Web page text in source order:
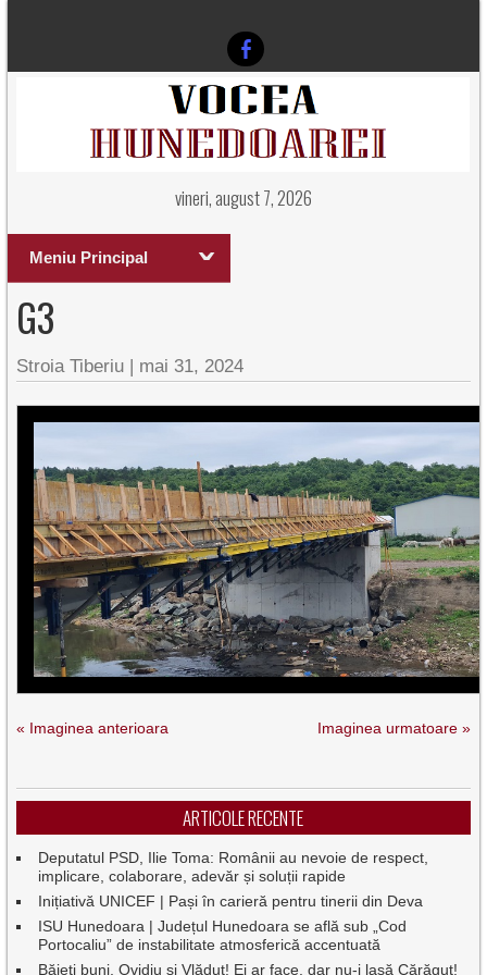
vineri, august 7, 2026
Meniu Principal
G3
Stroia Tiberiu | mai 31, 2024
« Imaginea anterioara Imaginea urmatoare »
ARTICOLE RECENTE
Deputatul PSD, Ilie Toma: Românii au nevoie de respect,
implicare, colaborare, adevăr și soluții rapide
Inițiativă UNICEF | Pași în carieră pentru tinerii din Deva
ISU Hunedoara | Județul Hunedoara se află sub „Cod
Portocaliu” de instabilitate atmosferică accentuată
Băieți buni, Ovidiu și Vlăduț! Ei ar face, dar nu-i lasă Cărăguț!